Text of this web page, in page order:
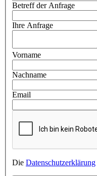
Betreff der Anfrage
Ihre Anfrage
Vorname
Nachname
Email
Die Datenschutzerklärung